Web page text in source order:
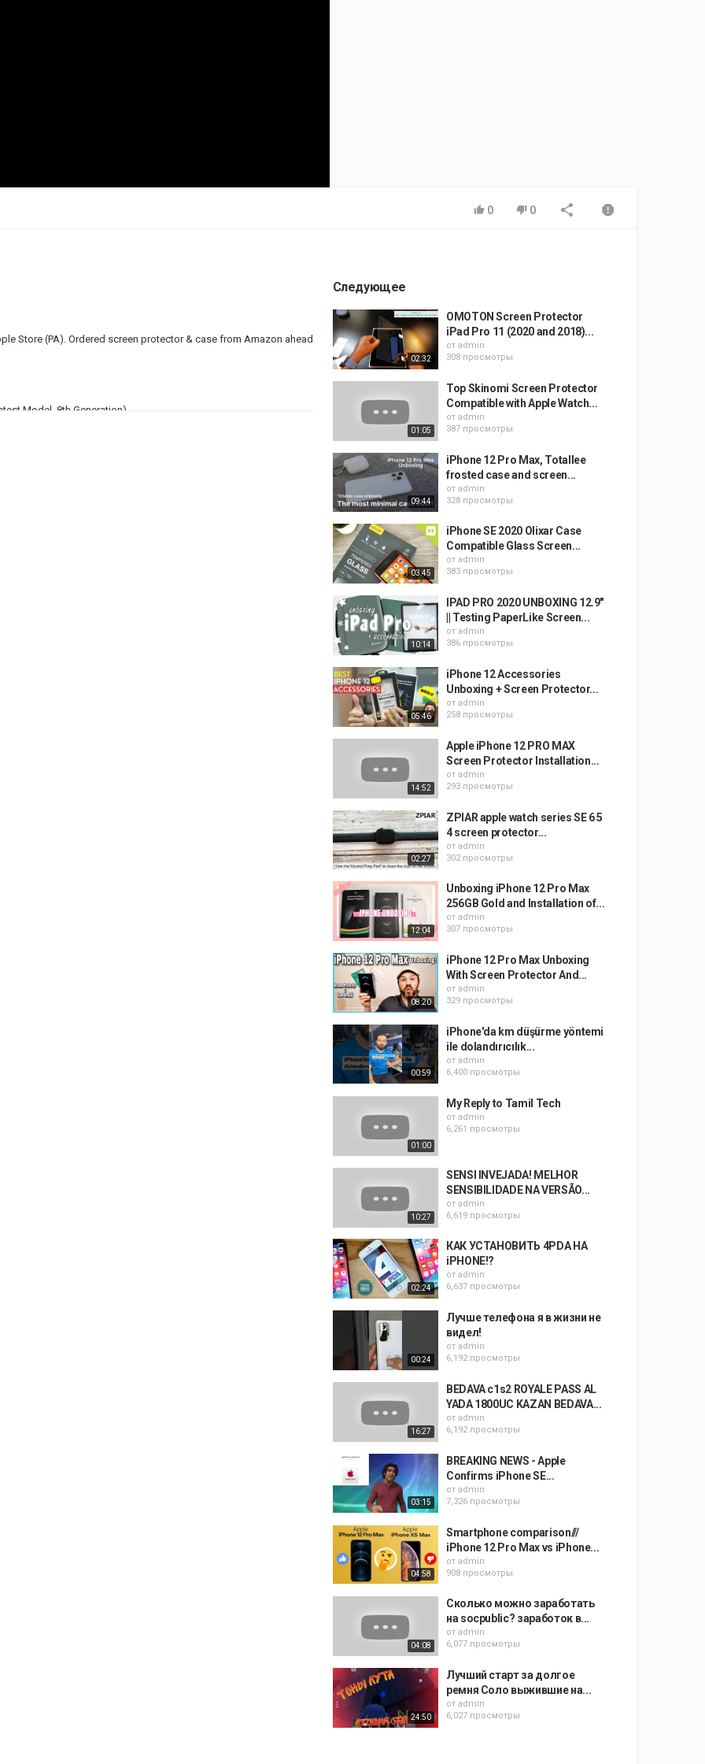
0 0
Store (PA). Ordered screen protector & case from Amazon ahead
Model, 8th Generation)
Следующее
02:32
OMOTON Screen Protector
iPad Pro 11 (2020 and 2018)...
от admin
308 просмотры
01:05
Top Skinomi Screen Protector
Compatible with Apple Watch...
от admin
387 просмотры
09:44
iPhone 12 Pro Max, Totallee
frosted case and screen...
от admin
328 просмотры
03:45
iPhone SE 2020 Olixar Case
Compatible Glass Screen...
от admin
383 просмотры
10:14
IPAD PRO 2020 UNBOXING 12.9"
|| Testing PaperLike Screen...
от admin
386 просмотры
05:46
iPhone 12 Accessories
Unboxing + Screen Protector...
от admin
258 просмотры
14:52
Apple iPhone 12 PRO MAX
Screen Protector Installation...
от admin
293 просмотры
02:27
ZPIAR apple watch series SE 6 5
4 screen protector...
от admin
302 просмотры
12:04
Unboxing iPhone 12 Pro Max
256GB Gold and Installation of...
от admin
307 просмотры
08:20
iPhone 12 Pro Max Unboxing
With Screen Protector And...
от admin
329 просмотры
00:59
iPhone'da km düşürme yöntemi
ile dolandırıcılık...
от admin
6,400 просмотры
01:00
My Reply to Tamil Tech
от admin
6,261 просмотры
10:27
SENSI INVEJADA! MELHOR
SENSIBILIDADE NA VERSÃO...
от admin
6,619 просмотры
02:24
КАК УСТАНОВИТЬ 4PDA НА
iPHONE!?
от admin
6,637 просмотры
00:24
Лучше телефона я в жизни не
видел!
от admin
6,192 просмотры
16:27
BEDAVA c1s2 ROYALE PASS AL
YADA 1800UC KAZAN BEDAVA...
от admin
6,192 просмотры
03:15
BREAKING NEWS - Apple
Confirms iPhone SE...
от admin
7,326 просмотры
04:58
Smartphone comparison///
iPhone 12 Pro Max vs iPhone...
от admin
908 просмотры
04:08
Сколько можно заработать
на socpublic? заработок в...
от admin
6,077 просмотры
24:50
Лучший старт за долгое
ремня Соло выжившие на...
от admin
6,027 просмотры